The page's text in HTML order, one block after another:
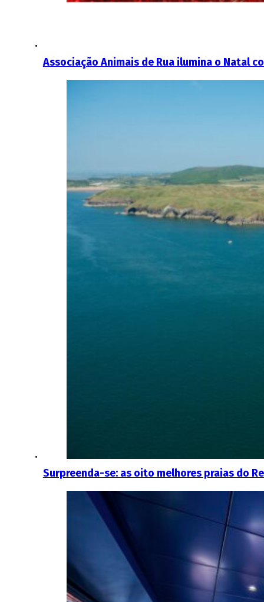
Associação Animais de Rua ilumina o Natal
Surpreenda-se: as oito melhores praias do